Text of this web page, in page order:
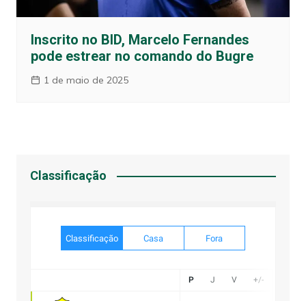
Inscrito no BID, Marcelo Fernandes
pode estrear no comando do Bugre
1 de maio de 2025
Classificação
Classificação Casa Fora
P J V +/-